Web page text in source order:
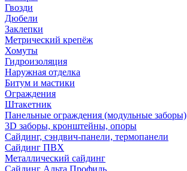
Гвозди
Дюбели
Заклепки
Метрический крепёж
Хомуты
Гидроизоляция
Наружная отделка
Битум и мастики
Ограждения
Штакетник
Панельные ограждения (модульные заборы)
3D заборы, кронштейны, опоры
Cайдинг, сэндвич-панели, термопанели
Сайдинг ПВХ
Металлический сайдинг
Сайдинг Альта Профиль